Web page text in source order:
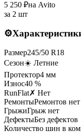
5 250 ₽на Avito
за 2 шт
⚙️
Размер245/50 R18
Сезон☀️ Летние
Протектор4 мм
Износ40 %
RunFlat✗ Нет
РемонтыРемонтов нет
ГрыжиГрыж нет
ДефектыБез дефектов
Количество шин в